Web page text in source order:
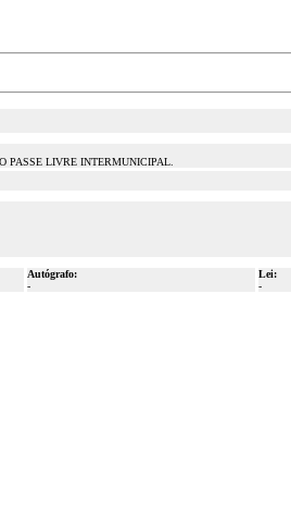
PASSE LIVRE INTERMUNICIPAL.
Autógrafo:
-
Lei:
-